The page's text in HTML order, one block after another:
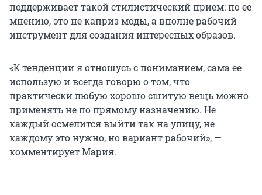
поддерживает такой стилистический прием: по ее
мнению, это не каприз моды, а вполне рабочий
инструмент для создания интересных образов.
«К тенденции я отношусь с пониманием, сама ее
использую и всегда говорю о том, что
практически любую хорошо сшитую вещь можно
применять не по прямому назначению. Не
каждый осмелится выйти так на улицу, не
каждому это нужно, но вариант рабочий», —
комментирует Мария.